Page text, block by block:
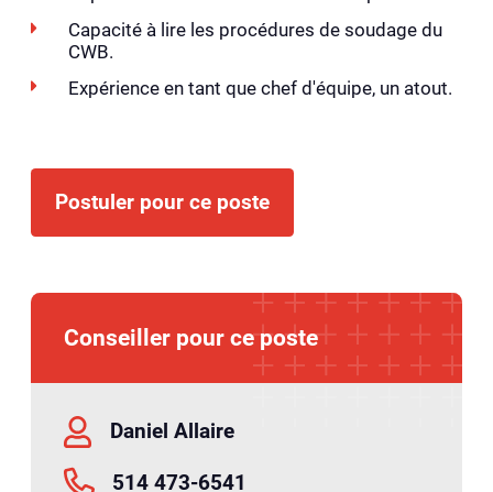
Capacité à lire les procédures de soudage du
CWB.
Expérience en tant que chef d'équipe, un atout.
Postuler pour ce poste
Conseiller pour ce poste
Daniel Allaire
514 473-6541